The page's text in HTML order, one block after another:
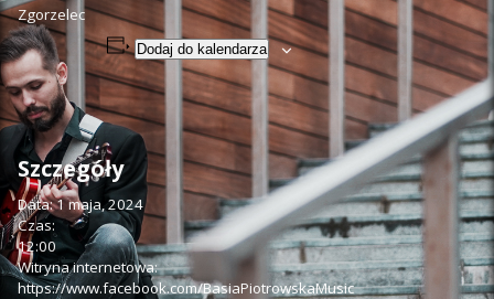
Zgorzelec
Dodaj do kalendarza
Szczegóły
Data:1 maja, 2024
Czas:
12:00
Witryna internetowa:
https://www.facebook.com/BasiaPiotrowskaMusic